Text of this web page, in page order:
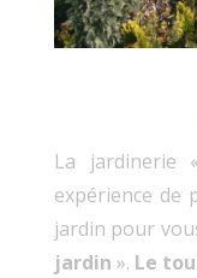
La jardinerie
expérience de
jardin pour
jardin ». Le